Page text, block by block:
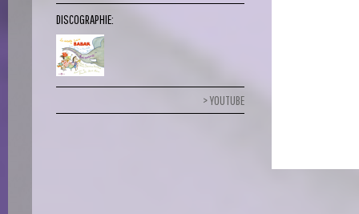
DISCOGRAPHIE:
YOUTUBE